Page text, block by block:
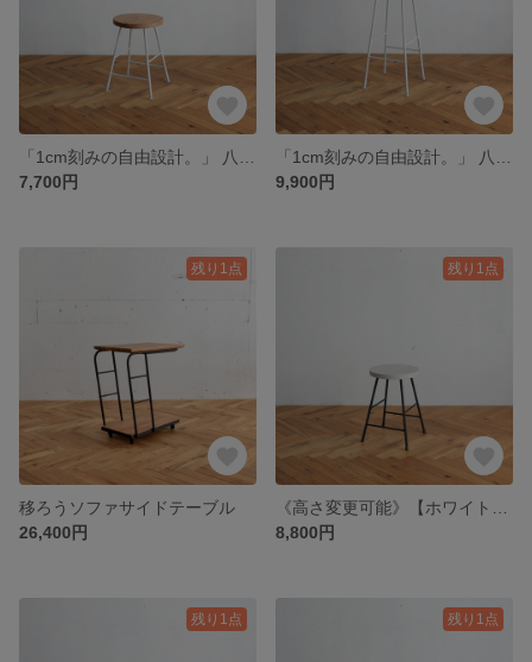
7,700円
9,900円
残り1点
移ろうソファサイドテーブル
26,400円
残り1点
8,800円
残り1点 残り1点